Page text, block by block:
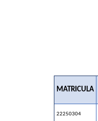
MATRICULA
22250304